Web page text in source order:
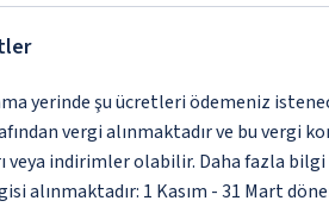
yerinde şu ücretleri ödemeniz
vergi alınmaktadır ve bu vergi
veya indirimler olabilir. Daha fazla
alınmaktadır: 1 Kasım - 31 Mart